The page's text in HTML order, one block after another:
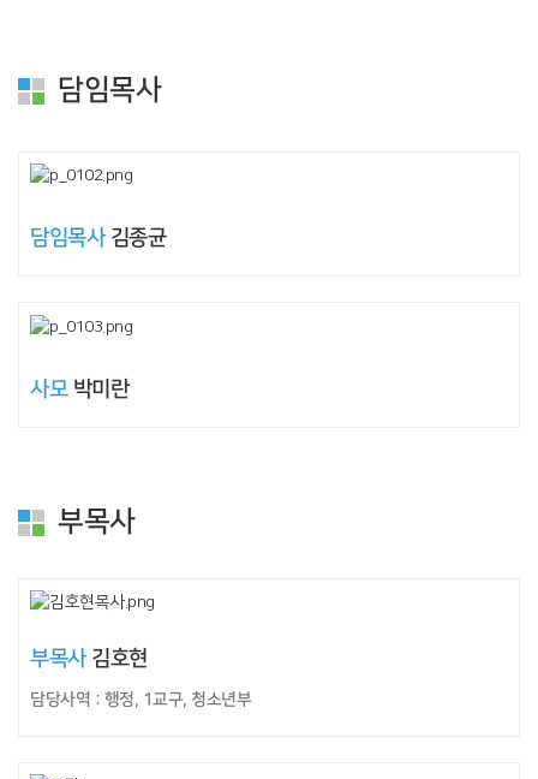
담임목사
담임목사 김종균
사모 박미란
부목사
부목사 김호현
담당사역 : 행정, 1교구, 청소년부